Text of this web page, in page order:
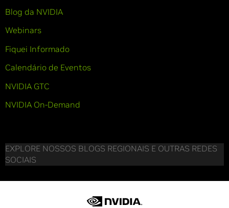
Blog da NVIDIA
Webinars
Fiquei Informado
Calendário de Eventos
NVIDIA GTC
NVIDIA On-Demand
EXPLORE NOSSOS BLOGS REGIONAIS E OUTRAS REDES
SOCIAIS